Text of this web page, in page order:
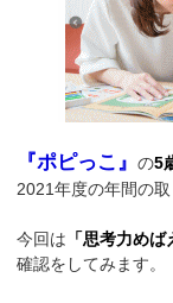
『ポピっこ』の5
2021年度の年間の
今回は 「思考力めば
確認をしてみます。